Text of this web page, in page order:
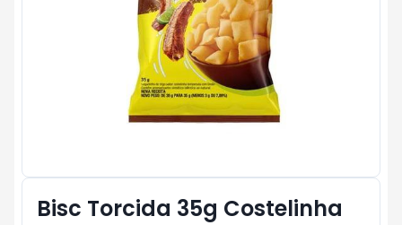
Bisc Torcida 35g Costelinha